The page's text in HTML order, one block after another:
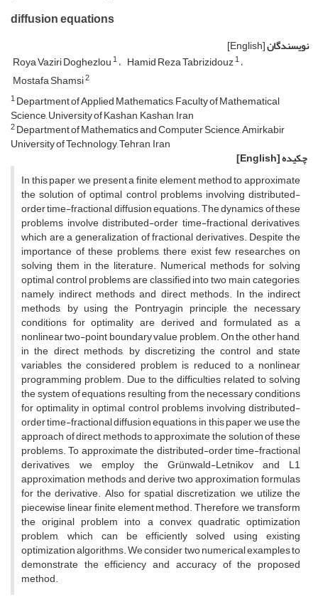
diffusion equations
نویسندگان[English]
Roya Vaziri Doghezlou1 Hamid Reza Tabrizidouz1
Mostafa Shamsi2
1Department of Applied Mathematics, Faculty of Mathematical
Science, University of Kashan, Kashan, Iran
2Department of Mathematics and Computer Science, Amirkabir
University of Technology, Tehran, Iran
چکیده[English]
In this paper, we present a finite element method to approximate
the solution of optimal control problems involving distributed-
order time-fractional diffusion equations. The dynamics of these
problems involve distributed-order time-fractional derivatives,
which are a generalization of fractional derivatives. Despite the
importance of these problems, there exist few researches on
solving them in the literature. Numerical methods for solving
optimal control problems are classified into two main categories,
namely, indirect methods and direct methods. In the indirect
methods, by using the Pontryagin principle, the necessary
conditions for optimality are derived and formulated as a
nonlinear two-point boundary value problem. On the other hand,
in the direct methods, by discretizing the control and state
variables, the considered problem is reduced to a nonlinear
programming problem. Due to the difficulties related to solving
the system of equations resulting from the necessary conditions
for optimality in optimal control problems involving distributed-
order time-fractional diffusion equations, in this paper, we use the
approach of direct methods to approximate the solution of these
problems. To approximate the distributed-order time-fractional
derivatives, we employ the Grünwald-Letnikov and L1
approximation methods and derive two approximation formulas
for the derivative. Also, for spatial discretization, we utilize the
piecewise linear finite element method. Therefore, we transform
the original problem into a convex quadratic optimization
problem, which can be efficiently solved using existing
optimization algorithms. We consider two numerical examples to
demonstrate the efficiency and accuracy of the proposed
method.